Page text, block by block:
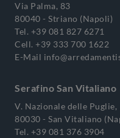
Via Palma, 83
80040 - Striano (Napoli)
Tel. +39 081 827 6271
Cell. +39 333 700 1622
E-Mail
Serafino San Vitaliano
V. Nazionale delle Puglie,
80030 - San Vitaliano
Tel. +39 081 376 3904